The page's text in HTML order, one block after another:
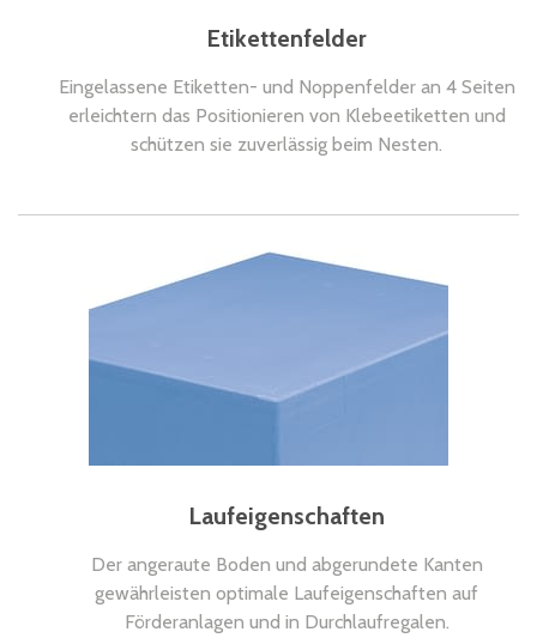
Etikettenfelder
Eingelassene Etiketten- und Noppenfelder an 4 Seiten
erleichtern das Positionieren von Klebeetiketten und
schützen sie zuverlässig beim Nesten.
Laufeigenschaften
Der angeraute Boden und abgerundete Kanten
gewährleisten optimale Laufeigenschaften auf
Förderanlagen und in Durchlaufregalen.